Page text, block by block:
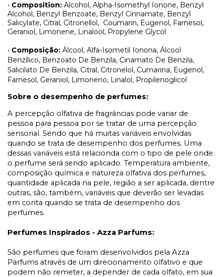
• Composition: Alcohol, Alpha-Isomethyl Ionone, Benzyl
Alcohol, Benzyl Benzoate, Benzyl Cinnamate, Benzyl
Salicylate, Citral, Citronellol, Coumarin, Eugenol, Farnesol,
Geraniol, Limonene, Linalool, Propylene Glycol
• Composição: Álcool, Alfa-Isometil Ionona, Álcool
Benzílico, Benzoato De Benzila, Cinamato De Benzila,
Salicilato De Benzila, Citral, Citronelol, Cumarina, Eugenol,
Farnesol, Geraniol, Limoneno, Linalol, Propilenoglicol
Sobre o desempenho de perfumes:
A percepção olfativa de fragrâncias pode variar de
pessoa para pessoa por se tratar de uma percepção
sensorial. Sendo que há muitas variáveis envolvidas
quando se trata de desempenho dos perfumes. Uma
dessas variáveis está relacionda com o tipo de pele onde
o perfume será sendo aplicado. Temperatura ambiente,
composição química e natureza olfativa dos perfumes,
quantidade aplicada na pele, região a ser aplicada, dentre
outras, são, também, variáveis que deverão ser levadas
em conta quando se trata de desempenho dos
perfumes.
Perfumes Inspirados - Azza Parfums:
São perfumes que foram desenvolvidos pela Azza
Parfums através de um direcionamento olfativo e que
podem não remeter, a depender de cada olfato, em sua